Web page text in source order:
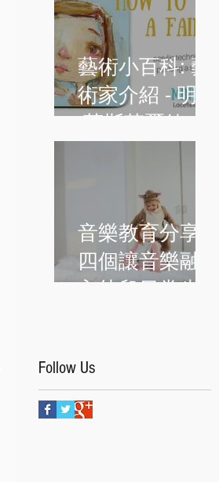
藝術小百科: 藝
術家介紹 - 明迪
·萊斯菲爾德
音樂教育分享:
四個讓音樂融
入幼兒日常生
Follow Us